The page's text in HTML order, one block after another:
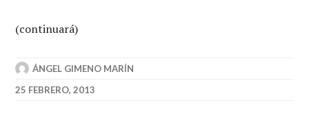
(continuará)
ÁNGEL GIMENO MARÍN
25 FEBRERO, 2013